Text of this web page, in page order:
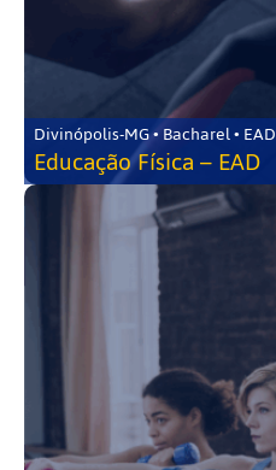
Divinópolis-MG • Bacharel • EAD
Educação Física – EAD